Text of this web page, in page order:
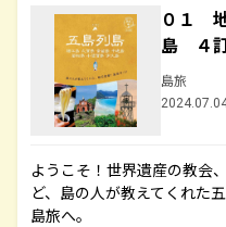
０１
島 ４
島旅
ようこそ！世界遺産の教会
ど、島の人が教えてくれた
島旅へ。